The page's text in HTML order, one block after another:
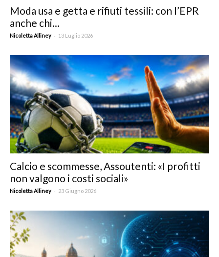
Moda usa e getta e rifiuti tessili: con l’EPR
anche chi...
Nicoletta Alliney - 13 Luglio 2026
Calcio e scommesse, Assoutenti: «I profitti
non valgono i costi sociali»
Nicoletta Alliney - 23 Giugno 2026